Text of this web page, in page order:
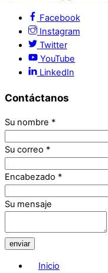
Facebook
Instagram
Twitter
YouTube
LinkedIn
Contáctanos
Su nombre *
Su correo *
Encabezado *
Su mensaje
enviar
Inicio